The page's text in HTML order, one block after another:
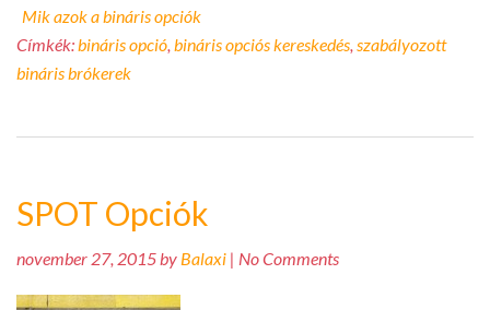
Mik azok a bináris opciók
Címkék:bináris opció, bináris opciós kereskedés, szabályozott
bináris brókerek
SPOT Opciók
november 27, 2015 by Balaxi | No Comments